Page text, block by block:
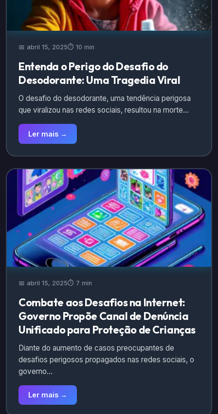
📅 abril 15, 2025⏱️ 10 min
Entenda o Perigo do Desafio do
Desodorante: Uma Tragedia Viral
O desafio do desodorante, uma tendência perigosa
que viralizou nas redes sociais, resultou na morte…
Ler mais →
📅 abril 15, 2025⏱️ 7 min
Combate aos Desafios na Internet:
Governo Propõe Canal de Denúncia
Unificado para Proteção de Crianças
Diante do aumento de casos preocupantes de
desafios perigosos propagados nas redes sociais, o
governo…
Ler mais →